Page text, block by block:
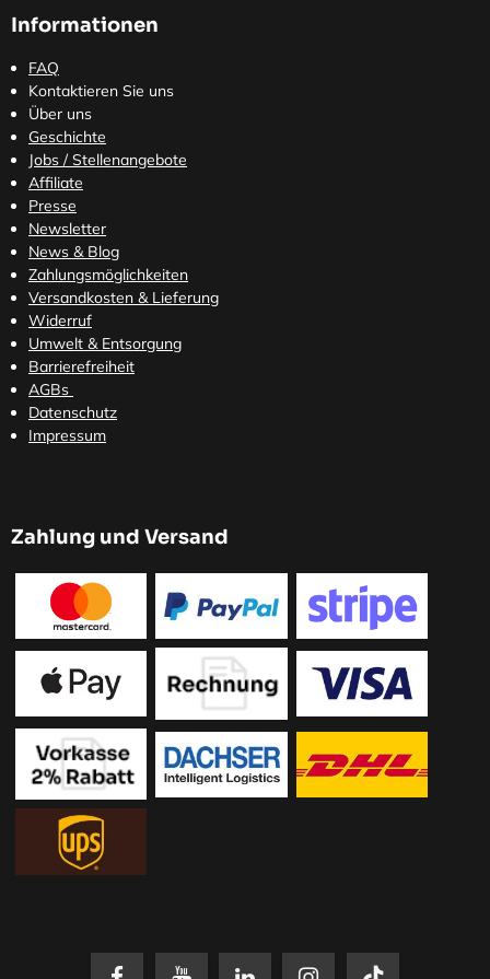
Informationen
FAQ
Kontaktieren Sie uns
Über uns
Geschichte
Jobs / Stellenangebote
Affiliate
Presse
Newsletter
News & Blog
Zahlungsmöglichkeiten
Versandkosten & Lieferung
Widerruf
Umwelt & Entsorgung
Barrierefreiheit
AGBs
Datenschutz
Impressum
Zahlung und Versand